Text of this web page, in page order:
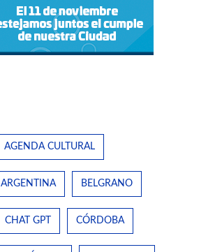
AGENDA CULTURAL
ARGENTINA BELGRANO
CHAT GPT CÓRDOBA